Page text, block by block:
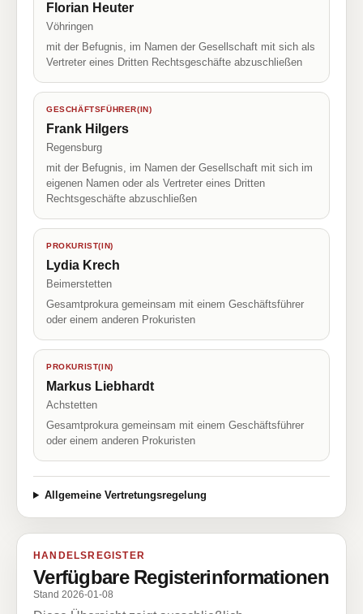
Florian Heuter
Vöhringen
mit der Befugnis, im Namen der Gesellschaft mit sich als
Vertreter eines Dritten Rechtsgeschäfte abzuschließen
GESCHÄFTSFÜHRER(IN)
Frank Hilgers
Regensburg
mit der Befugnis, im Namen der Gesellschaft mit sich im
eigenen Namen oder als Vertreter eines Dritten
Rechtsgeschäfte abzuschließen
PROKURIST(IN)
Lydia Krech
Beimerstetten
Gesamtprokura gemeinsam mit einem Geschäftsführer
oder einem anderen Prokuristen
PROKURIST(IN)
Markus Liebhardt
Achstetten
Gesamtprokura gemeinsam mit einem Geschäftsführer
oder einem anderen Prokuristen
Allgemeine Vertretungsregelung
HANDELSREGISTER
Verfügbare Registerinformationen
Stand 2026-01-08